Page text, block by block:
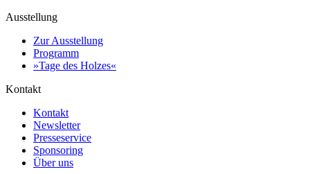
Ausstellung
Zur Ausstellung
Programm
»Tage des Holzes«
Kontakt
Kontakt
Newsletter
Presseservice
Sponsoring
Über uns